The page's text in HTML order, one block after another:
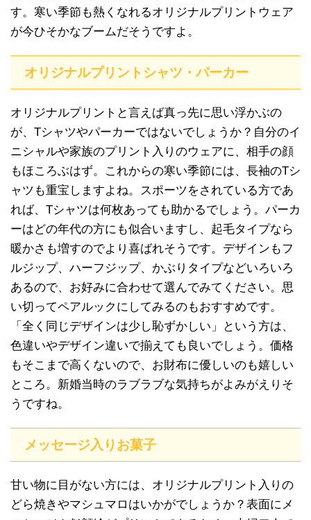
す。寒い季節も熱くなれるオリジナルプリントウェア
が今ひそかなブームだそうですよ。
オリジナルプリントシャツ・パーカー
オリジナルプリントと言えば真っ先に思い浮かぶの
が、Tシャツやパーカーではないでしょうか？自分のイ
ニシャルや家族のプリント入りのウェアに、相手の顔
もほころぶはず。これからの寒い季節には、長袖のTシ
ャツも重宝しますよね。スポーツをされている方であ
れば、Tシャツは何枚あっても助かるでしょう。パーカ
ーはどの年代の方にも似合いますし、起毛タイプなら
暖かさも増すのでより喜ばれそうです。デザインもフ
ルジップ、ハーフジップ、かぶりタイプなどいろいろ
あるので、お好みに合わせて選んでみてください。思
い切ってペアルックにしてみるのもおすすめです。
「全く同じデザインは少し恥ずかしい」という方は、
色違いやデザイン違いで揃えても良いでしょう。価格
もそこまで高くないので、お財布に優しいのも嬉しい
ところ。新婚当時のラブラブな気持ちがよみがえりそ
うですね。
メッセージ入りお菓子
甘い物に目がない方には、オリジナルプリント入りの
どら焼きやマシュマロはいかがでしょうか？表面にメ